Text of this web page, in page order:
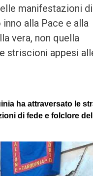
manifestazioni
alla Pace e alla
vera, non quella
striscioni appesi
ha attraversato le
di fede e folclore